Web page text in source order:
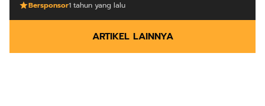
Bersponsor1 tahun yang lalu
ARTIKEL LAINNYA